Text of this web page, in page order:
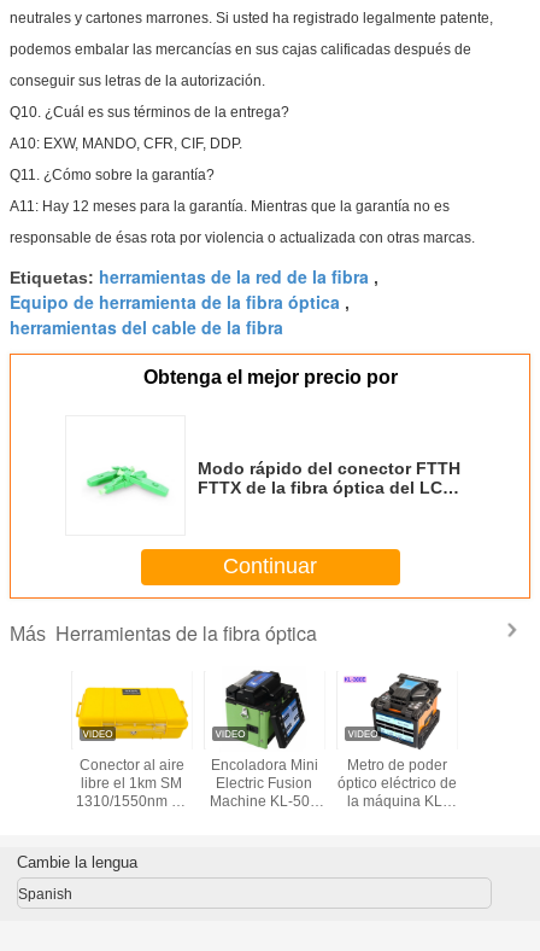
neutrales y cartones marrones. Si usted ha registrado legalmente patente,
podemos embalar las mercancías en sus cajas calificadas después de
conseguir sus letras de la autorización.
Q10. ¿Cuál es sus términos de la entrega?
A10: EXW, MANDO, CFR, CIF, DDP.
Q11. ¿Cómo sobre la garantía?
A11: Hay 12 meses para la garantía. Mientras que la garantía no es
responsable de ésas rota por violencia o actualizada con otras marcas.
Etiquetas: herramientas de la red de la fibra ,
Equipo de herramienta de la fibra óptica ,
herramientas del cable de la fibra
Obtenga el mejor precio por
Modo rápido del conector FTTH
FTTX de la fibra óptica del LC
Continuar
Más Herramientas de la fibra óptica
de
de la
Conector al aire
libre el 1km SM
1310/1550nm de
de la fibra óptica
de la caja de
lanzamiento de
Encoladora Mini
Electric Fusion
Machine KL-500
PDA
Metro de poder
óptico eléctrico de
la máquina KL-
herramientas de
PDA de FTTH
Cambie la lengua
Spanish